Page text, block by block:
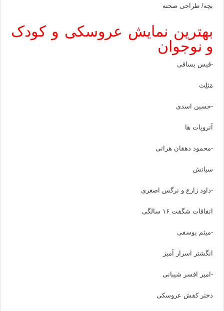
بچه/ طراحی صحنه
بهترین نمایش عروسکی و کودک
و نوجوان
-قیس یساقی
مَثلِث
-حسین اسدی
آتروپات ها
-محمود دهقان هراتی
سیاتش
-داود زارع و نرگس اصغری
اتفاقات شگفت ۱۶ سالگی
-میثم یوسفی
انگشتر اسرار آمیز
-امیر افسر شیبانی
دختر کفش عروسکی